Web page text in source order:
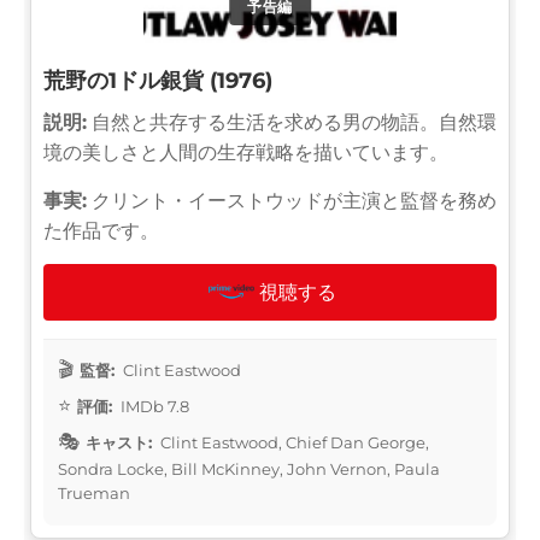
予告編
荒野の1ドル銀貨 (1976)
説明: 自然と共存する生活を求める男の物語。自然環
境の美しさと人間の生存戦略を描いています。
事実: クリント・イーストウッドが主演と監督を務め
た作品です。
視聴する
監督: Clint Eastwood
評価: IMDb 7.8
キャスト: Clint Eastwood, Chief Dan George,
Sondra Locke, Bill McKinney, John Vernon, Paula
Trueman